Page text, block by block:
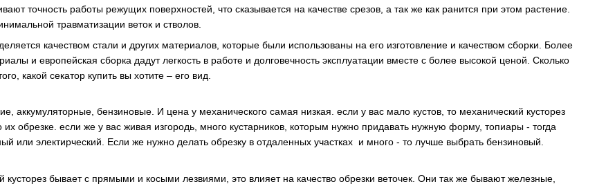
точность работы режущих поверхностей, что сказывается на качестве срезов, а так же как ранится при этом растение.
травматизации веток и стволов.
качеством стали и других материалов, которые были использованы на его изготовление и качеством сборки. Более
и европейская сборка дадут легкость в работе и долговечность эксплуатации вместе с более высокой ценой. Сколько
какой секатор купить вы хотите – его вид.
аккумуляторные, бензиновые. И цена у механического самая низкая. если у вас мало кустов, то механический кусторез
их обрезке. если же у вас живая изгородь, много кустарников, которым нужно придавать нужную форму, топиары - тогда
или электирческий. Если же нужно делать обрезку в отдаленных участках и много - то лучше выбрать бензиновый.
кусторез бывает с прямыми и косыми лезвиями, это влияет на качество обрезки веточек. Они так же бывают железные,